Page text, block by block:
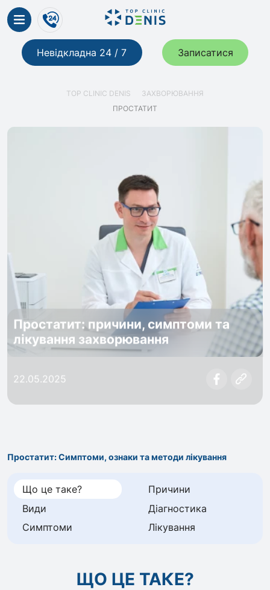
Невідкладна 24 / 7 Записатися
TOP CLINIC DENIS
ЗАХВОРЮВАННЯ
ПРОСТАТИТ
Простатит: причини, симптоми та
лікування захворювання
22.05.2025
Простатит: Симптоми, ознаки та методи лікування
Що це таке?
Види
Симптоми
Причини
Діагностика
Лікування
ЩО ЦЕ ТАКЕ?